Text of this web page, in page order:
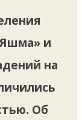
и
на
Об